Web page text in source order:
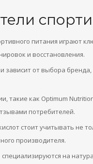
питания играют
и восстановления.
зависит от выбора
такие как Optimum
потребителей.
стоит учитывать не
производителя.
на